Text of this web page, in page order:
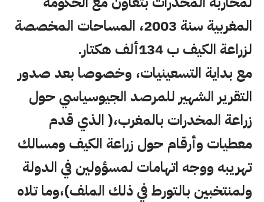
المغربية سنة 2003، المساحات المخصصة
لزراعة الكيف ب 134ألف هكتار.
مع بداية التسعينيات، وخصوصا بعد صدور
التقرير الشهير للمرصد الجيوسياسي حول
زراعة المخدرات بالمغرب،( الذي قدم
معطيات وأرقام حول زراعة الكيف ومسالك
تهريبه ووجه اتهامات لمسؤولين في الدولة
ولمنتخبين بالتورط في ذلك الملف)،وما تلاه